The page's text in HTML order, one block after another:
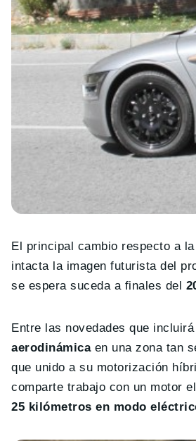
El principal cambio respecto a
intacta la imagen futurista del
se espera suceda a finales del
Entre las novedades que
aerodinámica en una zona tan
que unido a su motorización
comparte trabajo con un motor
25 kilómetros en modo